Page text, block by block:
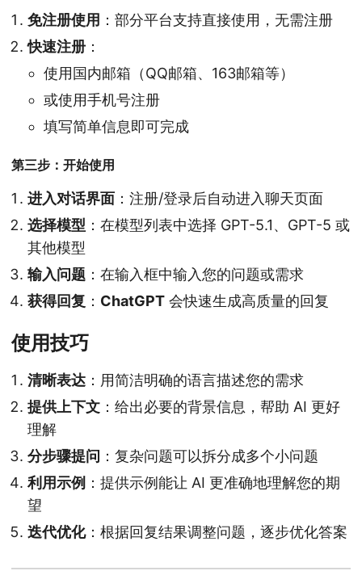
免注册使用 ：部分平台支持直接使用，无需注册
快速注册 ：
使用国内邮箱（QQ邮箱、163邮箱等）
或使用手机号注册
填写简单信息即可完成
第三步：开始使用
进入对话界面 ：注册/登录后自动进入聊天页面
选择模型 ：在模型列表中选择 GPT-5.1、GPT-5 或
其他模型
输入问题 ：在输入框中输入您的问题或需求
获得回复 ： ChatGPT 会快速生成高质量的回复
使用技巧
清晰表达 ：用简洁明确的语言描述您的需求
提供上下文 ：给出必要的背景信息，帮助 AI 更好
理解
分步骤提问 ：复杂问题可以拆分成多个小问题
利用示例 ：提供示例能让 AI 更准确地理解您的期
望
迭代优化：根据回复结果调整问题，逐步优化答案